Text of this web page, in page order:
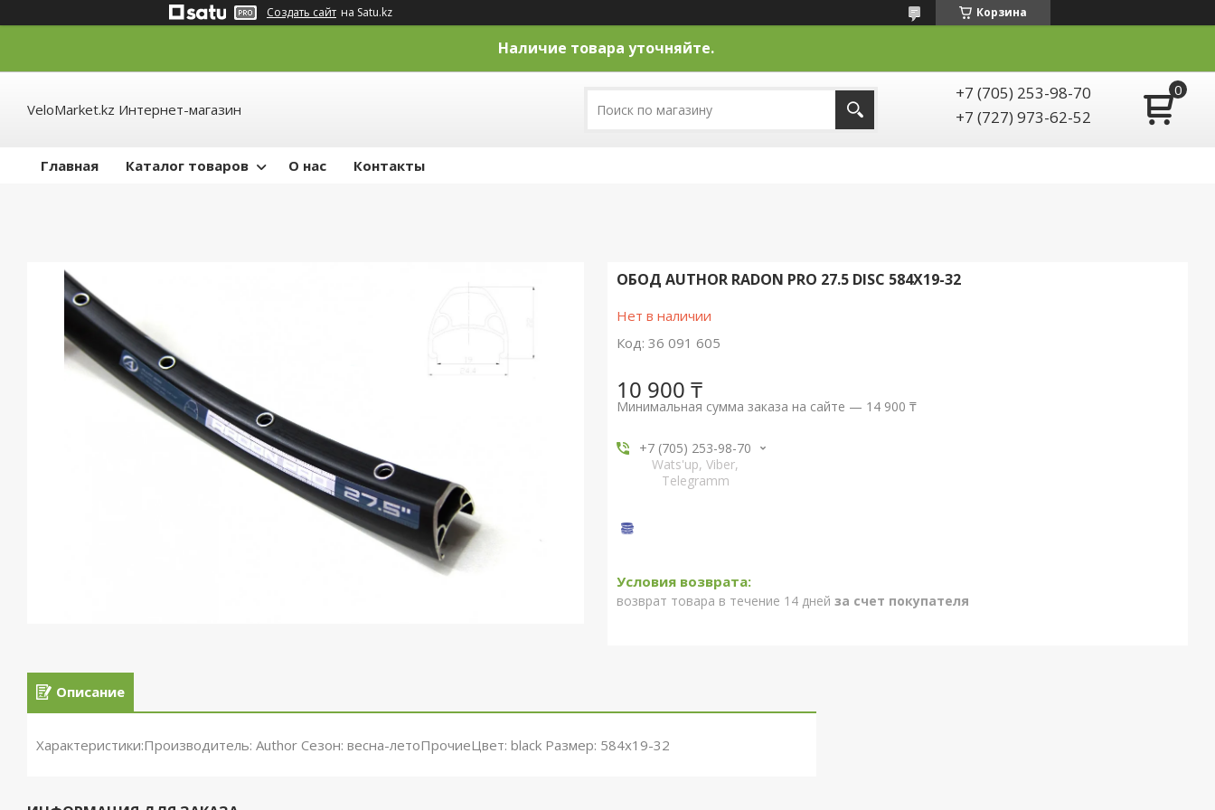
Создать сайт на Satu.kz Корзина
Наличие товара уточняйте.
VeloMarket.kz Интернет-магазин
+7 (705) 253-98-70
+7 (727) 973-62-52
Главная Каталог товаров О нас Контакты
ОБОД AUTHOR RADON PRO 27.5 DISC 584X19-32
Нет в наличии
Код: 36 091 605
10 900 ₸
Минимальная сумма заказа на сайте — 14 900 ₸
+7 (705) 253-98-70
Wats'up, Viber,
Telegramm
возврат товара в течение 14 дней за счет покупателя
Описание
Характеристики:Производитель: Author Сезон: весна-летоПрочиеЦвет: black Размер: 584x19-32